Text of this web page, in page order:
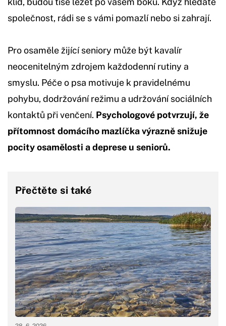
společnost, rádi se s vámi pomazlí nebo si zahrají.
Pro osaměle žijící seniory může být kavalír
neocenitelným zdrojem každodenní rutiny a
smyslu. Péče o psa motivuje k pravidelnému
pohybu, dodržování režimu a udržování sociálních
kontaktů při venčení. Psychologové potvrzují, že
přítomnost domácího mazlíčka výrazně snižuje
pocity osamělosti a deprese u seniorů.
Přečtěte si také